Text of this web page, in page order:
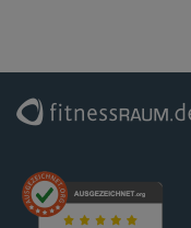
entspannenden
Wir empfehlen als
aus der "schwanger